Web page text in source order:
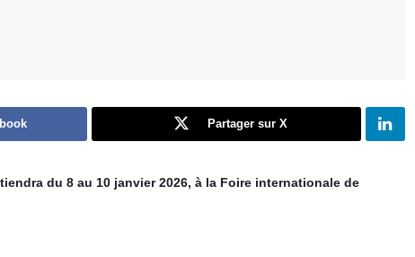
Partager sur X
du 8 au 10 janvier 2026, à la Foire internationale de